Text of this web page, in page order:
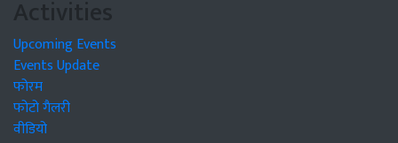
Activities
Upcoming Events
Events Update
फोरम
फोटो गैलरी
वीडियो